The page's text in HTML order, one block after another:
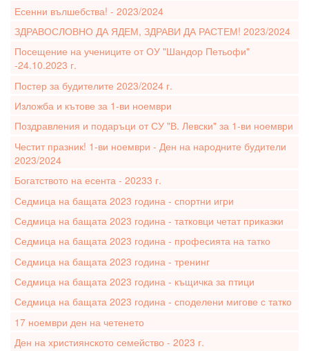
Есенни вълшебства! - 2023/2024
ЗДРАВОСЛОВНО ДА ЯДЕМ, ЗДРАВИ ДА РАСТЕМ! 2023/2024
Посещение на учениците от ОУ "Шандор Петьофи"
-24.10.2023 г.
Постер за будителите 2023/2024 г.
Изложба и кътове за 1-ви ноември
Поздравления и подаръци от СУ "В. Левски" за 1-ви ноември
Честит празник! 1-ви ноември - Ден на народните будители
2023/2024
Богатството на есента - 20233 г.
Седмица на бащата 2023 година - спортни игри
Седмица на бащата 2023 година - татковци четат приказки
Седмица на бащата 2023 година - професията на татко
Седмица на бащата 2023 година - тренинг
Седмица на бащата 2023 година - къщичка за птици
Седмица на бащата 2023 година - споделени мигове с татко
17 ноември ден на четенето
Ден на християнското семейство - 2023 г.